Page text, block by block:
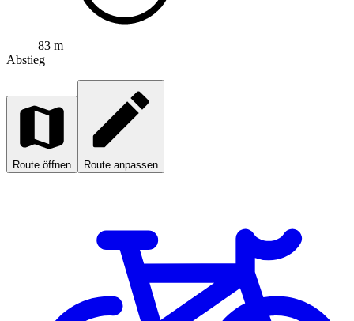
83 m
Abstieg
Route öffnen Route anpassen